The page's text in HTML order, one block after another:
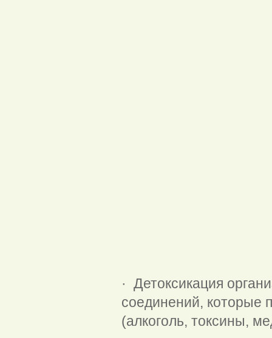
· Детоксикация
соединений, которые
(алкоголь, токсины,